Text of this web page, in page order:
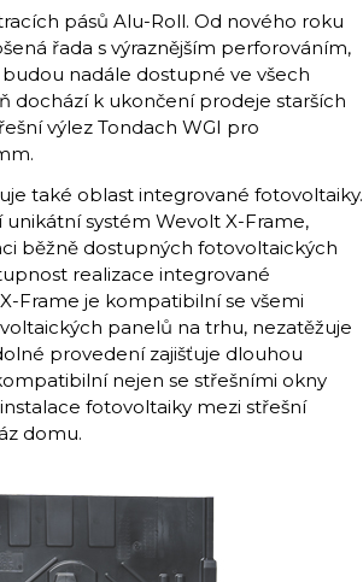
pásů Alu-Roll. Od nového roku
řada s výraznějším perforováním,
budou nadále dostupné ve všech
dochází k ukončení prodeje starších
výlez Tondach WGI pro
také oblast integrované fotovoltaiky.
systém Wevolt X-Frame,
běžně dostupných fotovoltaických
realizace integrované
Frame je kompatibilní se všemi
panelů na trhu, nezatěžuje
provedení zajišťuje dlouhou
nejen se střešními okny
fotovoltaiky mezi střešní
domu.